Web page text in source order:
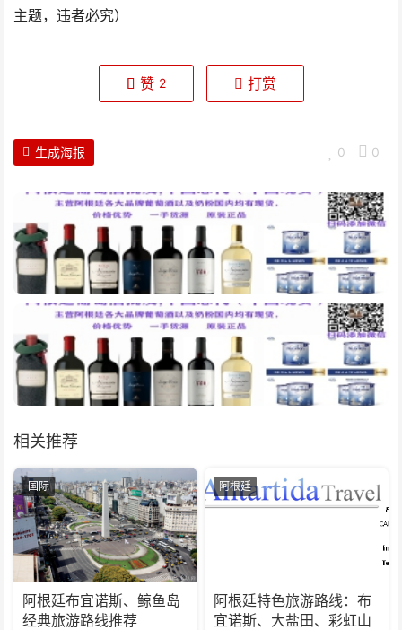
主题，违者必究）
赞 2 打赏
0 0
生成海报
相关推荐
国际
阿根廷布宜诺斯、鲸鱼岛
经典旅游路线推荐
阿根廷
阿根廷特色旅游路线：布
宜诺斯、大盐田、彩虹山